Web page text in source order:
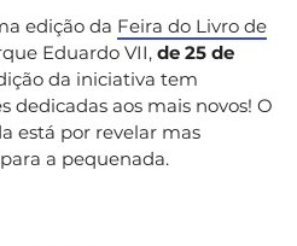
edição da Feira do Livro de
Eduardo VII, de 25 de
da iniciativa tem
dedicadas aos mais novos! O
está por revelar mas
a pequenada.